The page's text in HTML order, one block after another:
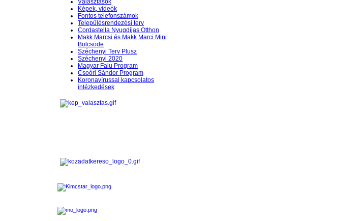
Választások
Képek, videók
Fontos telefonszámok
Településrendezési terv
Cordastella Nyugdíjas Otthon
Makk Marcsi és Makk Marci Mini
Bölcsöde
Széchenyi Terv Plusz
Széchenyi 2020
Magyar Falu Program
Csoóri Sándor Program
Koronavírussal kapcsolatos
intézkedések